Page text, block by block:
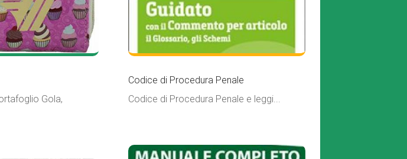
Gola,
Codice di Procedura Penale
Codice di Procedura Penale e leggi...